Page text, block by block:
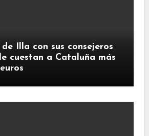
de Illa con sus consejeros
cuestan a Cataluña más